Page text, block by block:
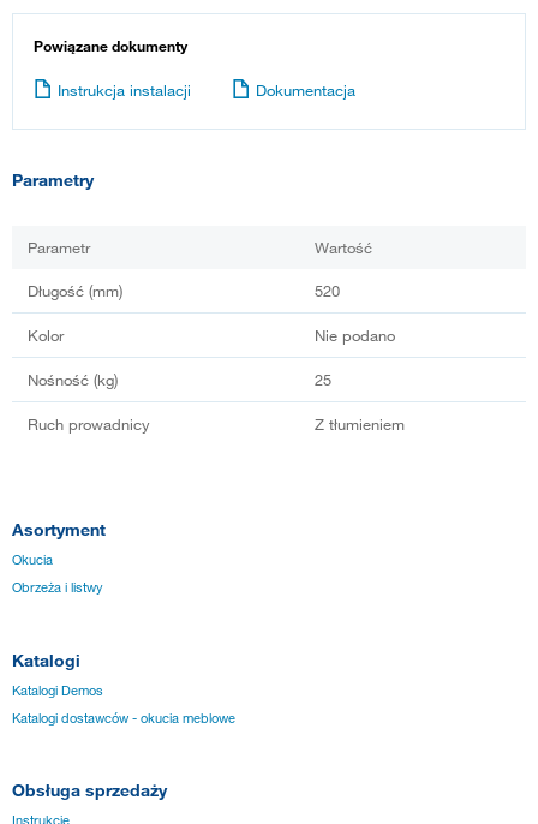
Powiązane dokumenty
Instrukcja instalacji Dokumentacja
Parametry
Parametr Wartość
Długość (mm) 520
Kolor Nie podano
Nośność (kg) 25
Ruch prowadnicy Z tłumieniem
Asortyment
Okucia
Obrzeża i listwy
Katalogi
Katalogi Demos
Katalogi dostawców - okucia meblowe
Obsługa sprzedaży